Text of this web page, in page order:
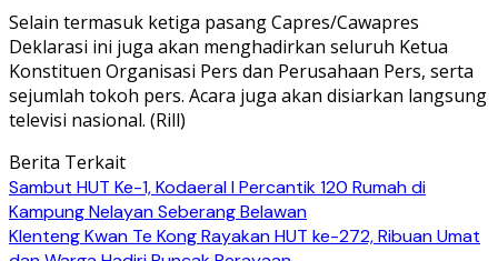
Selain termasuk ketiga pasang Capres/Cawapres
Deklarasi ini juga akan menghadirkan seluruh Ketua
Konstituen Organisasi Pers dan Perusahaan Pers, serta
sejumlah tokoh pers. Acara juga akan disiarkan langsung
televisi nasional. (Rill)
Berita Terkait
Sambut HUT Ke-1, Kodaeral I Percantik 120 Rumah di
Kampung Nelayan Seberang Belawan
Klenteng Kwan Te Kong Rayakan HUT ke-272, Ribuan Umat